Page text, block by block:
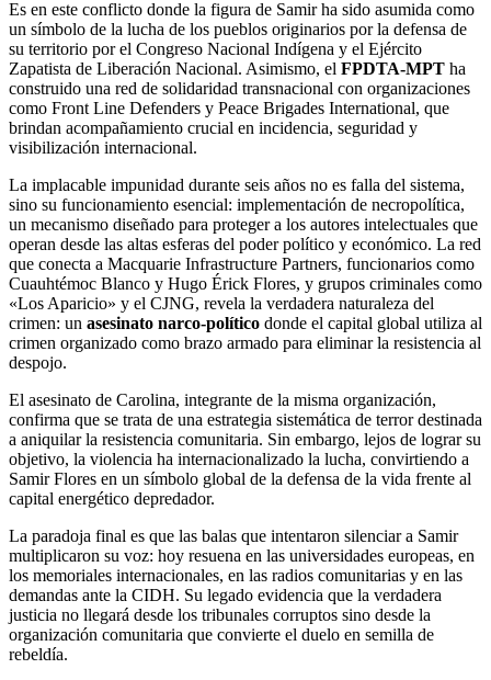
Es en este conflicto donde la figura de Samir ha sido asumida como
un símbolo de la lucha de los pueblos originarios por la defensa de
su territorio por el Congreso Nacional Indígena y el Ejército
Zapatista de Liberación Nacional. Asimismo, el FPDTA-MPT ha
construido una red de solidaridad transnacional con organizaciones
como Front Line Defenders y Peace Brigades International, que
brindan acompañamiento crucial en incidencia, seguridad y
visibilización internacional.
La implacable impunidad durante seis años no es falla del sistema,
sino su funcionamiento esencial: implementación de necropolítica,
un mecanismo diseñado para proteger a los autores intelectuales que
operan desde las altas esferas del poder político y económico. La red
que conecta a Macquarie Infrastructure Partners, funcionarios como
Cuauhtémoc Blanco y Hugo Érick Flores, y grupos criminales como
«Los Aparicio» y el CJNG, revela la verdadera naturaleza del
crimen: un asesinato narco-político donde el capital global utiliza al
crimen organizado como brazo armado para eliminar la resistencia al
despojo.
El asesinato de Carolina, integrante de la misma organización,
confirma que se trata de una estrategia sistemática de terror destinada
a aniquilar la resistencia comunitaria. Sin embargo, lejos de lograr su
objetivo, la violencia ha internacionalizado la lucha, convirtiendo a
Samir Flores en un símbolo global de la defensa de la vida frente al
capital energético depredador.
La paradoja final es que las balas que intentaron silenciar a Samir
multiplicaron su voz: hoy resuena en las universidades europeas, en
los memoriales internacionales, en las radios comunitarias y en las
demandas ante la CIDH. Su legado evidencia que la verdadera
justicia no llegará desde los tribunales corruptos sino desde la
organización comunitaria que convierte el duelo en semilla de
rebeldía.